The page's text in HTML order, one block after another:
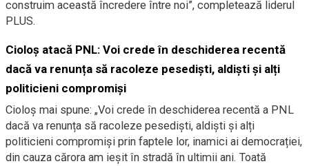
construim această încredere între noi”, completează liderul
PLUS.
Cioloș atacă PNL: Voi crede în deschiderea recentă
dacă va renunța să racoleze pesediști, aldiști și alți
politicieni compromiși
Cioloș mai spune: „Voi crede în deschiderea recentă a PNL
dacă va renunța să racoleze pesediști, aldiști și alți
politicieni compromiși prin faptele lor, inamici ai democrației,
din cauza cărora am ieșit în stradă în ultimii ani. Toată